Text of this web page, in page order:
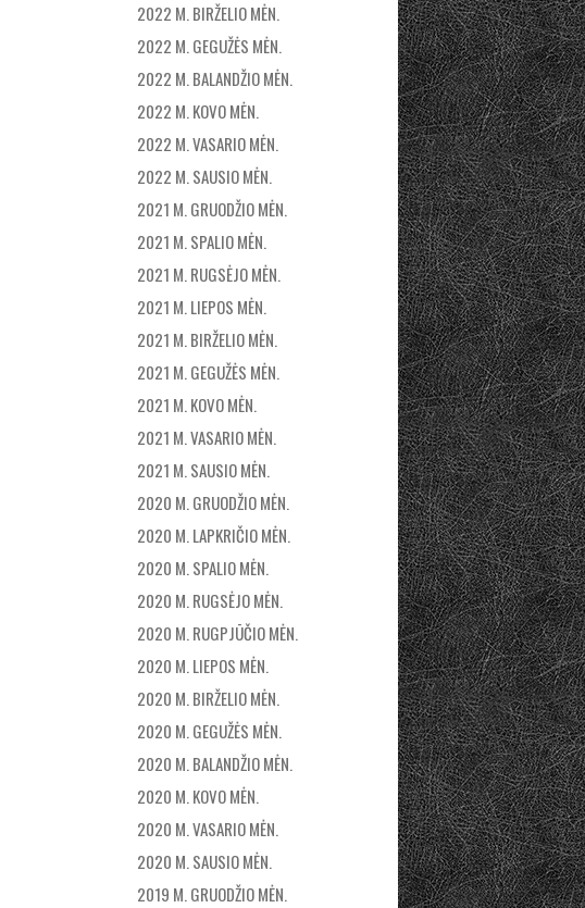
2022 M. BIRŽELIO MĖN.
2022 M. GEGUŽĖS MĖN.
2022 M. BALANDŽIO MĖN.
2022 M. KOVO MĖN.
2022 M. VASARIO MĖN.
2022 M. SAUSIO MĖN.
2021 M. GRUODŽIO MĖN.
2021 M. SPALIO MĖN.
2021 M. RUGSĖJO MĖN.
2021 M. LIEPOS MĖN.
2021 M. BIRŽELIO MĖN.
2021 M. GEGUŽĖS MĖN.
2021 M. KOVO MĖN.
2021 M. VASARIO MĖN.
2021 M. SAUSIO MĖN.
2020 M. GRUODŽIO MĖN.
2020 M. LAPKRIČIO MĖN.
2020 M. SPALIO MĖN.
2020 M. RUGSĖJO MĖN.
2020 M. RUGPJŪČIO MĖN.
2020 M. LIEPOS MĖN.
2020 M. BIRŽELIO MĖN.
2020 M. GEGUŽĖS MĖN.
2020 M. BALANDŽIO MĖN.
2020 M. KOVO MĖN.
2020 M. VASARIO MĖN.
2020 M. SAUSIO MĖN.
2019 M. GRUODŽIO MĖN.